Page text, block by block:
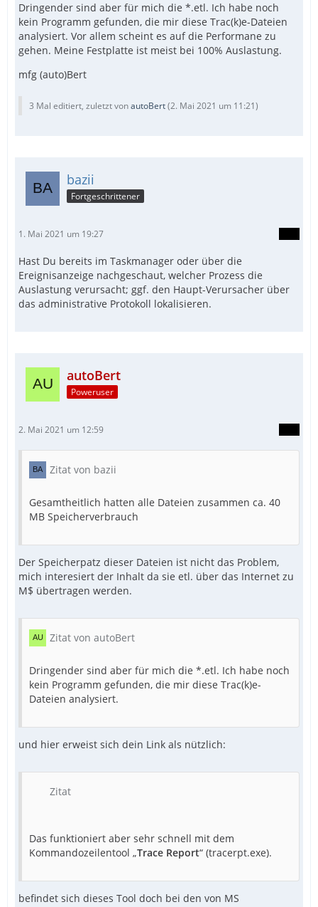
Dringender sind aber für mich die *.etl. Ich habe noch
kein Programm gefunden, die mir diese Trac(k)e-Dateien
analysiert. Vor allem scheint es auf die Performane zu
gehen. Meine Festplatte ist meist bei 100% Auslastung.
mfg (auto)Bert
3 Mal editiert, zuletzt vonautoBert(2. Mai 2021 um 11:21)
bazii
Fortgeschrittener
1. Mai 2021 um 19:27
Hast Du bereits im Taskmanager oder über die
Ereignisanzeige nachgeschaut, welcher Prozess die
Auslastung verursacht; ggf. den Haupt-Verursacher über
das administrative Protokoll lokalisieren.
autoBert
Poweruser
2. Mai 2021 um 12:59
Zitat von bazii
Gesamtheitlich hatten alle Dateien zusammen ca. 40
MB Speicherverbrauch
Der Speicherpatz dieser Dateien ist nicht das Problem,
mich interesiert der Inhalt da sie etl. über das Internet zu
M$ übertragen werden.
Zitat von autoBert
Dringender sind aber für mich die *.etl. Ich habe noch
kein Programm gefunden, die mir diese Trac(k)e-
Dateien analysiert.
und hier erweist sich dein Link als nützlich:
Zitat
Das funktioniert aber sehr schnell mit dem
Kommandozeilentool „Trace Report“ (tracerpt.exe).
befindet sich dieses Tool doch bei den von MS